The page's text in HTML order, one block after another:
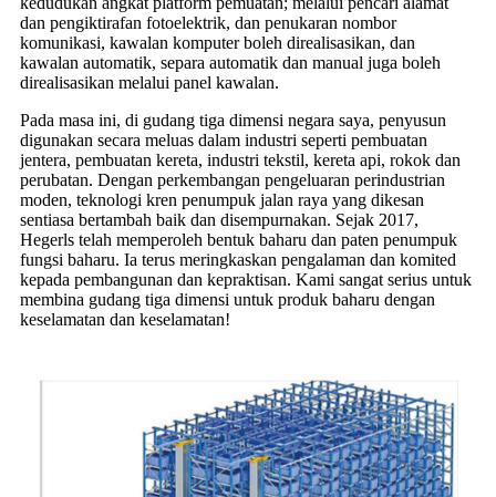
dan pengiktirafan fotoelektrik, dan penukaran nombor
komunikasi, kawalan komputer boleh direalisasikan, dan
kawalan automatik, separa automatik dan manual juga boleh
direalisasikan melalui panel kawalan.
Pada masa ini, di gudang tiga dimensi negara saya, penyusun
digunakan secara meluas dalam industri seperti pembuatan
jentera, pembuatan kereta, industri tekstil, kereta api, rokok dan
perubatan. Dengan perkembangan pengeluaran perindustrian
moden, teknologi kren penumpuk jalan raya yang dikesan
sentiasa bertambah baik dan disempurnakan. Sejak 2017,
Hegerls telah memperoleh bentuk baharu dan paten penumpuk
fungsi baharu. Ia terus meringkaskan pengalaman dan komited
kepada pembangunan dan kepraktisan. Kami sangat serius untuk
membina gudang tiga dimensi untuk produk baharu dengan
keselamatan dan keselamatan!